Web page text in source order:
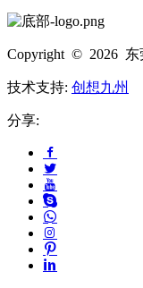
Copyright © 2026 东
技术支持: 创想九州
分享: